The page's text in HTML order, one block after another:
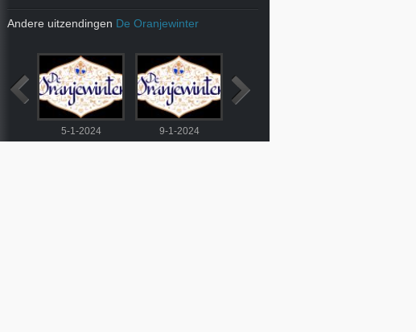
Andere uitzendingen De Oranjewinter
5-1-2024 9-1-2024